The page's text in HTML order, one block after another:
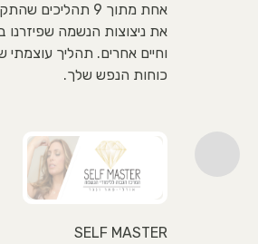
אחת מתוך 9
את ניצוצות הנשמה שפיזרנו
וחיים אחרים. תהליך עוצמתי
כוחות הנפש שלך.
SELF MASTER